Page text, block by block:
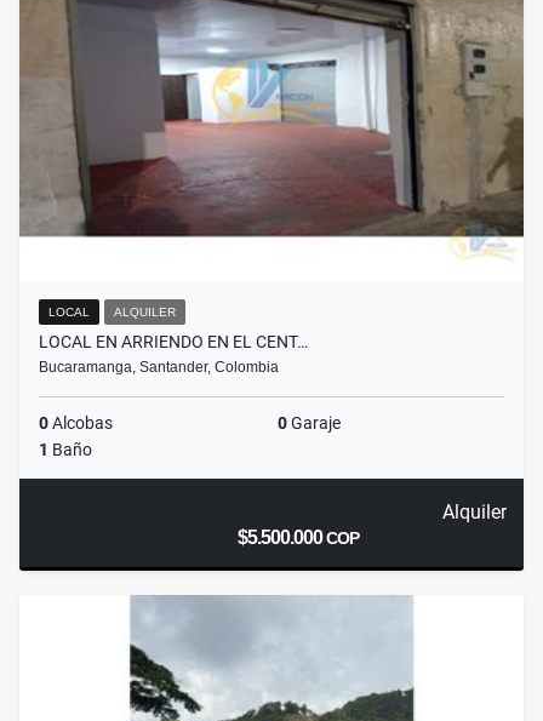
LOCAL ALQUILER
LOCAL EN ARRIENDO EN EL CENT…
Bucaramanga, Santander, Colombia
0Alcobas 0Garaje
1 Baño
Alquiler
$5.500.000COP